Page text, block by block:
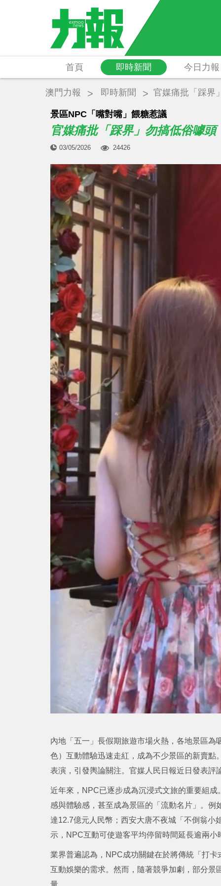
首頁 即時新聞 今日力報
澳門力報 即時新聞 官媒痛批「踩界
景區NPC「嘴對嘴」餵糖惹議
官媒痛批「踩界」勿搞低俗噱頭
03/05/2026 24426
內地「五一」長假期旅遊市場火熱，各地景區
色）互動體驗迅速走紅，成為不少景區的新賣
表演，引發輿論關注。官媒人民日報近日發表評
近年來，NPC已逐步成為沉浸式文旅的重要組
感與體驗感，甚至成為景區的「流動名片」。
達12.7億元人民幣；西安大唐不夜城「不倒翁小
示，NPC互動可使遊客平均停留時間延長逾兩小
業界普遍認為，NPC成功關鍵在於將傳統「打
互動娛樂的需求。然而，隨著競爭加劇，部分
量。